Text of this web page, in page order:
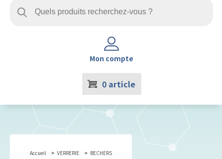
Mon compte
0 article
Accueil VERRERIE BECHERS